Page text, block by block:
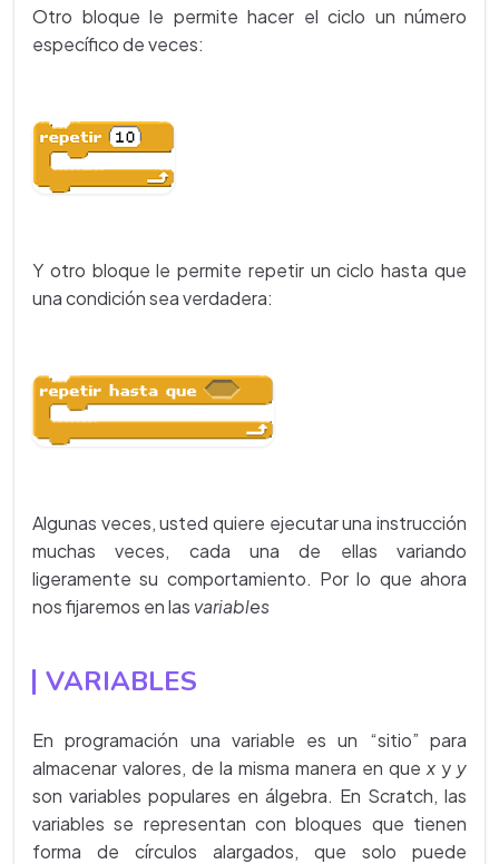
Otro bloque le permite hacer el ciclo un número
específico de veces:
Y otro bloque le permite repetir un ciclo hasta que
una condición sea verdadera:
Algunas veces, usted quiere ejecutar una instrucción
muchas veces, cada una de ellas variando
ligeramente su comportamiento. Por lo que ahora
nos fijaremos en las variables
VARIABLES
En programación una variable es un “sitio” para
almacenar valores, de la misma manera en que x y y
son variables populares en álgebra. En Scratch, las
variables se representan con bloques que tienen
forma de círculos alargados, que solo puede